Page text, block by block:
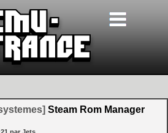
Steam Rom Manager